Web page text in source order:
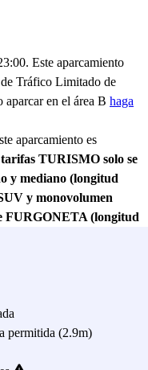
Este aparcamiento
Tráfico Limitado de
en el área B haga
aparcamiento es
TURISMO solo se
y mediano (longitud
y monovolumen
FURGONETA (longitud
Umbria, Viale Monte
la oportunidad de aparcar
(Área C). Disfruta de
de visitar todos los
permitida (2.9m)